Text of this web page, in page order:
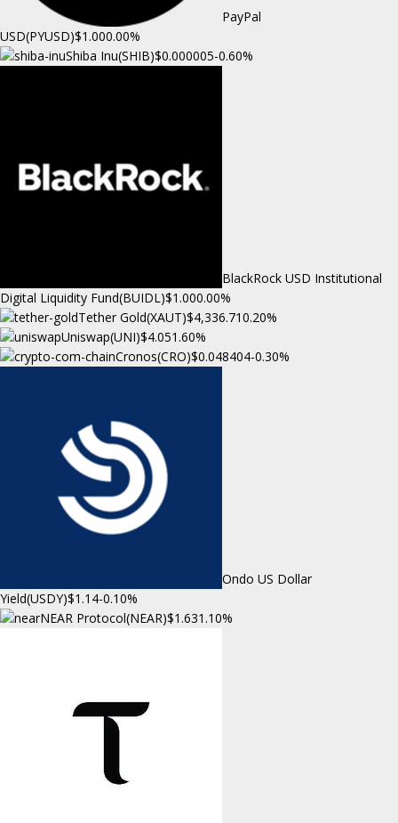
PayPal
USD(PYUSD)$1.000.00%
Shiba Inu(SHIB)$0.000005-0.60%
BlackRock USD Institutional
Digital Liquidity Fund(BUIDL)$1.000.00%
Tether Gold(XAUT)$4,336.710.20%
Uniswap(UNI)$4.051.60%
Cronos(CRO)$0.048404-0.30%
Ondo US Dollar
Yield(USDY)$1.14-0.10%
NEAR Protocol(NEAR)$1.631.10%